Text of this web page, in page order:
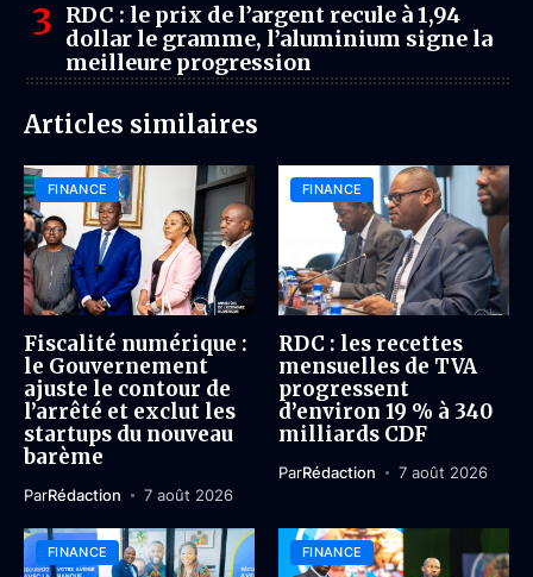
RDC : le prix de l’argent recule à 1,94
dollar le gramme, l’aluminium signe la
meilleure progression
Articles similaires
FINANCE
Fiscalité numérique :
le Gouvernement
ajuste le contour de
l’arrêté et exclut les
startups du nouveau
barème
ParRédaction 7 août 2026
FINANCE
RDC : les recettes
mensuelles de TVA
progressent
d’environ 19 % à 340
milliards CDF
ParRédaction 7 août 2026
FINANCE FINANCE